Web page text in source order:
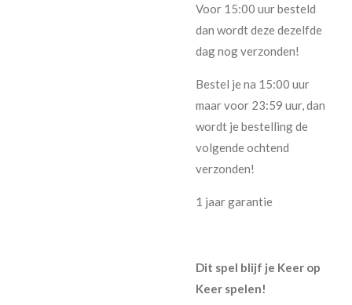
Voor 15:00 uur besteld
dan wordt deze dezelfde
dag nog verzonden!
Bestel je na 15:00 uur
maar voor 23:59 uur, dan
wordt je bestelling de
volgende ochtend
verzonden!
1 jaar garantie
Dit spel blijf je Keer op
Keer spelen!